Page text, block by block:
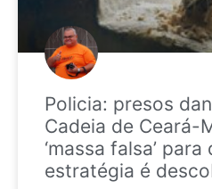
Policia: presos
Cadeia de Ceará-
‘massa falsa’
estratégia é